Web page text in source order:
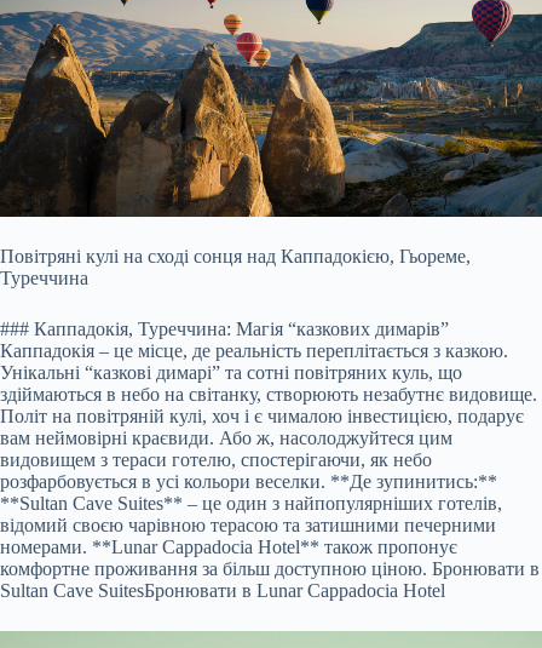
Повітряні кулі на сході сонця над Каппадокією, Гьореме,
Туреччина
### Каппадокія, Туреччина: Магія “казкових димарів”
Каппадокія – це місце, де реальність переплітається з казкою.
Унікальні “казкові димарі” та сотні повітряних куль, що
здіймаються в небо на світанку, створюють незабутнє видовище.
Політ на повітряній кулі, хоч і є чималою інвестицією, подарує
вам неймовірні краєвиди. Або ж, насолоджуйтеся цим
видовищем з тераси готелю, спостерігаючи, як небо
розфарбовується в усі кольори веселки. **Де зупинитись:**
**Sultan Cave Suites** – це один з найпопулярніших готелів,
відомий своєю чарівною терасою та затишними печерними
номерами. **Lunar Cappadocia Hotel** також пропонує
комфортне проживання за більш доступною ціною. Бронювати в
Sultan Cave SuitesБронювати в Lunar Cappadocia Hotel